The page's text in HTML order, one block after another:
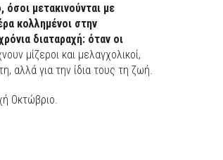
μετακινούνται με
κολλημένοι στην
διαταραχή: όταν οι
μίζεροι και μελαγχολικοί,
αλλά για την ίδια τους τη ζωή.
Οκτώβριο.